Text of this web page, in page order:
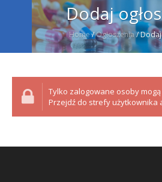
Dodaj
Home/Ogłoszenia/Dodaj
Tylko zalogowane osoby
Przejdź do strefy użytkownika